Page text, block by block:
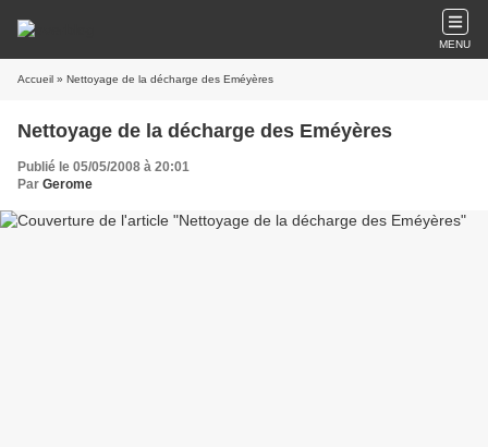
MENU
Accueil » Nettoyage de la décharge des Eméyères
Nettoyage de la décharge des Eméyères
Publié le 05/05/2008 à 20:01
Par Gerome